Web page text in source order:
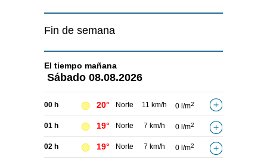
Fin de semana
El tiempo mañana
Sábado 08.08.2026
00 h 20° Norte 11 km/h 0 l/m2
01 h 19° Norte 7 km/h 0 l/m2
02 h 19° Norte 7 km/h 0 l/m2